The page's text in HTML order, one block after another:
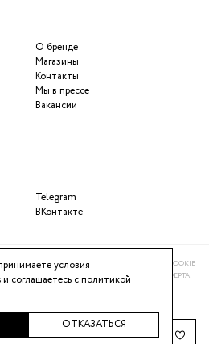
В КОРЗИНУ
О бренде
Магазины
Контакты
Мы в прессе
Вакансии
Telegram
ВКонтакте
ИСПОЛЬЗОВАНИЕ COOKIE
РЕКОМЕНДАТЕЛЬНАЯ СИСТЕМАПУБЛИЧНАЯ ОФЕРТА
условия
соглашаетесь сполитикой
ОТКАЗАТЬСЯ